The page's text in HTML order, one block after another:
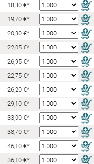
18,30 €*
19,70 €*
20,30 €*
22,05 €*
26,95 €*
22,75 €*
26,20 €*
29,10 €*
33,00 €*
38,70 €*
46,10 €*
36,10 €*